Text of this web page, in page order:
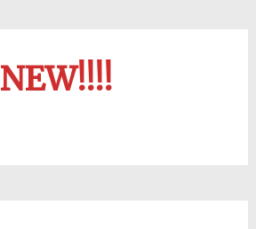
NEW!!!!